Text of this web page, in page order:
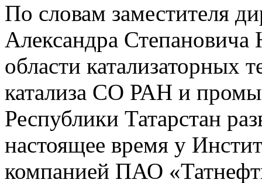
По словам заместителя
Александра Степановича
области катализаторных
катализа СО РАН и
Республики Татарстан
настоящее время у
компанией ПАО